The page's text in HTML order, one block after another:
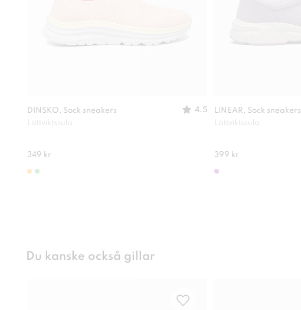
DINSKO, Sock sneakers
4.5
Lättviktssula
349 kr
LINEAR, Sock sneakers
Lättviktssula
399 kr
Du kanske också gillar